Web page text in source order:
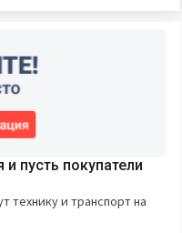
пусть покупатели
технику и транспорт на